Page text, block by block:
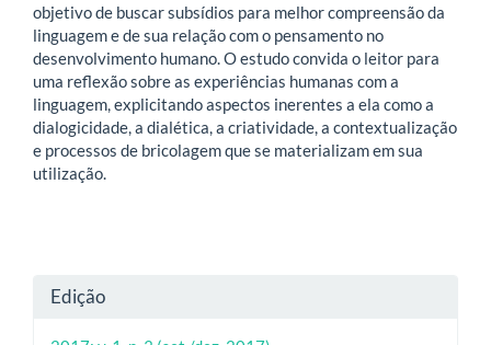
objetivo de buscar subsídios para melhor compreensão da
linguagem e de sua relação com o pensamento no
desenvolvimento humano. O estudo convida o leitor para
uma reflexão sobre as experiências humanas com a
linguagem, explicitando aspectos inerentes a ela como a
dialogicidade, a dialética, a criatividade, a contextualização
e processos de bricolagem que se materializam em sua
utilização.
Detalhes
do
Edição